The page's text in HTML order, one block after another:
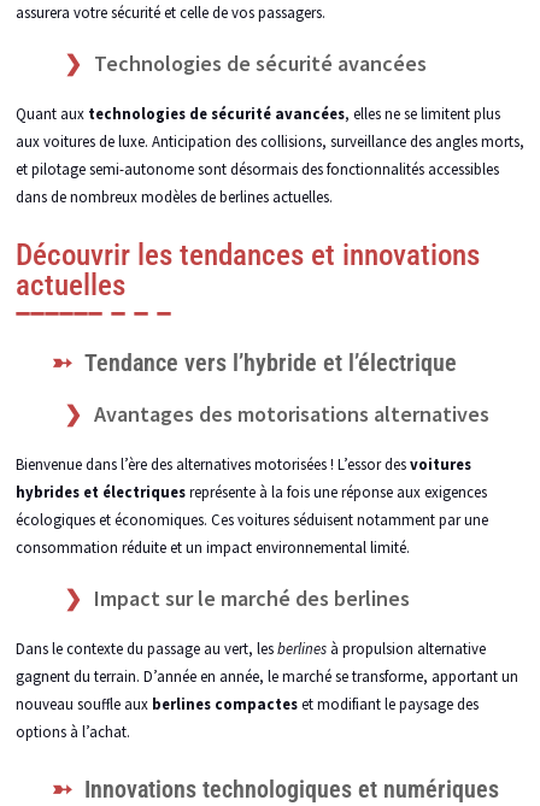
assurera votre sécurité et celle de vos passagers.
Technologies de sécurité avancées
Quant aux technologies de sécurité avancées, elles ne se limitent plus
aux voitures de luxe. Anticipation des collisions, surveillance des angles morts,
et pilotage semi-autonome sont désormais des fonctionnalités accessibles
dans de nombreux modèles de berlines actuelles.
Découvrir les tendances et innovations
actuelles
Tendance vers l’hybride et l’électrique
Avantages des motorisations alternatives
Bienvenue dans l’ère des alternatives motorisées ! L’essor desvoitures
hybrides et électriquesreprésente à la fois une réponse aux exigences
écologiques et économiques. Ces voitures séduisent notamment par une
consommation réduite et un impact environnemental limité.
Impact sur le marché des berlines
Dans le contexte du passage au vert, lesberlinesà propulsion alternative
gagnent du terrain. D’année en année, le marché se transforme, apportant un
nouveau souffle aux berlines compacteset modifiant le paysage des
options à l’achat.
Innovations technologiques et numériques